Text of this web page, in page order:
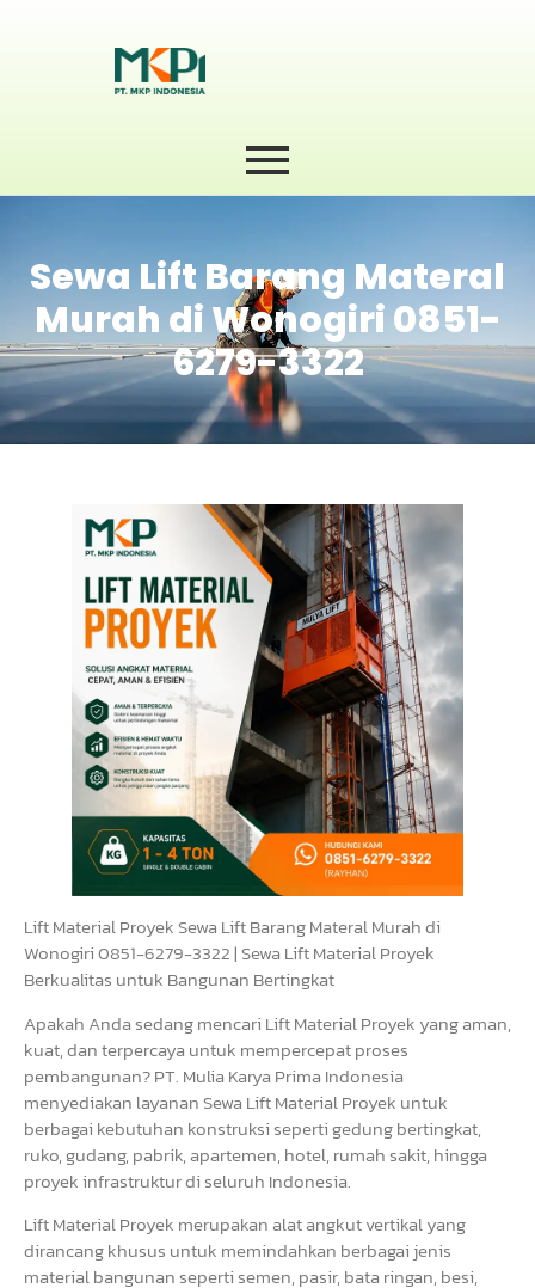
Sewa Lift Barang Materal
Murah di Wonogiri 0851-
6279-3322
Lift Material Proyek Sewa Lift Barang Materal Murah di
Wonogiri 0851-6279-3322 | Sewa Lift Material Proyek
Berkualitas untuk Bangunan Bertingkat
Apakah Anda sedang mencari Lift Material Proyek yang aman,
kuat, dan terpercaya untuk mempercepat proses
pembangunan? PT. Mulia Karya Prima Indonesia
menyediakan layanan Sewa Lift Material Proyek untuk
berbagai kebutuhan konstruksi seperti gedung bertingkat,
ruko, gudang, pabrik, apartemen, hotel, rumah sakit, hingga
proyek infrastruktur di seluruh Indonesia.
Lift Material Proyek merupakan alat angkut vertikal yang
dirancang khusus untuk memindahkan berbagai jenis
material bangunan seperti semen, pasir, bata ringan, besi,